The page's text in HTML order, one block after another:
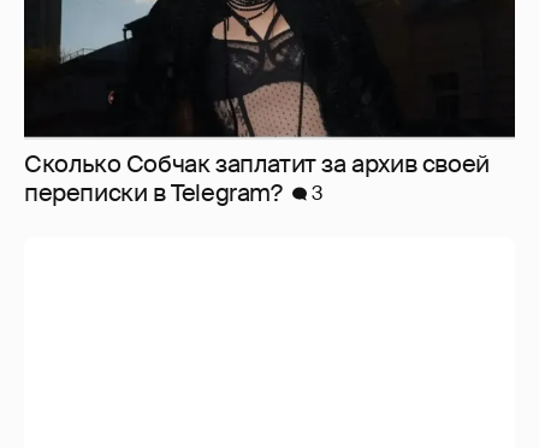
Сколько Собчак заплатит за архив своей
перeписки в Telegram?
3